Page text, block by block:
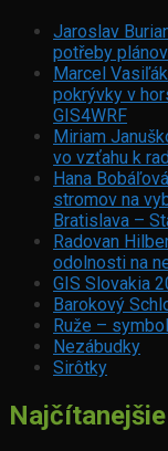
Jaroslav
potřeby
Marcel
pokrývky v
GIS4WRF
Miriam
vo vzťahu k
Hana
stromov na
Bratislava –
Radovan
odolnosti na
GIS Slovakia
Barokový
Ruže –
Nezábudky
Sirôtky